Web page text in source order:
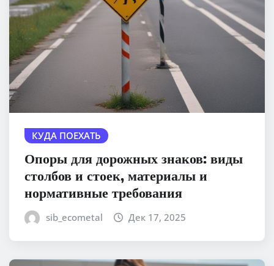
КУДА ПОЕХАТЬ
Опоры для дорожных знаков: виды
столбов и стоек, материалы и
нормативные требования
sib_ecometal Дек 17, 2025